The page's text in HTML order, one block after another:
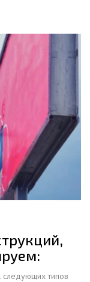
следующих типов